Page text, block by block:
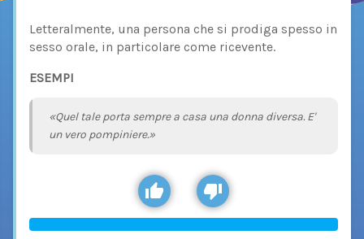
Letteralmente, una persona che si prodiga spesso in
sesso orale, in particolare come ricevente.
ESEMPI
«Quel tale porta sempre a casa una donna diversa. E'
un vero pompiniere.»